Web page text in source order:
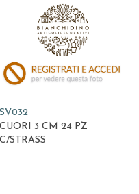
SV032
CUORI 3 CM 24 PZ
C/STRASS